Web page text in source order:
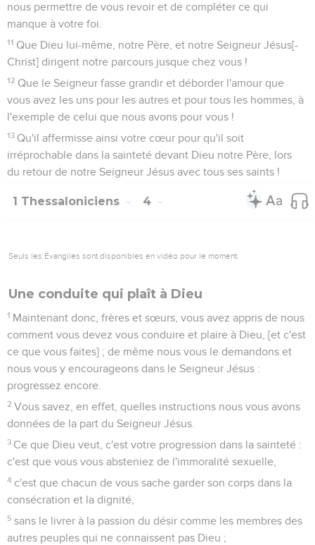
nous permettre de vous revoir et de compléter ce qui
manque à votre foi.
11 Que Dieu lui-même, notre Père, et notre Seigneur Jésus[-
Christ] dirigent notre parcours jusque chez vous !
12 Que le Seigneur fasse grandir et déborder l'amour que
vous avez les uns pour les autres et pour tous les hommes, à
l'exemple de celui que nous avons pour vous !
13 Qu'il affermisse ainsi votre cœur pour qu'il soit
irréprochable dans la sainteté devant Dieu notre Père, lors
du retour de notre Seigneur Jésus avec tous ses saints !
1 Thessaloniciens 4
Seuls les Évangiles sont disponibles en vidéo pour le moment.
Une conduite qui plaît à Dieu
1 Maintenant donc, frères et sœurs, vous avez appris de nous
comment vous devez vous conduire et plaire à Dieu, [et c'est
ce que vous faites] ; de même nous vous le demandons et
nous vous y encourageons dans le Seigneur Jésus :
progressez encore.
2 Vous savez, en effet, quelles instructions nous vous avons
données de la part du Seigneur Jésus.
3 Ce que Dieu veut, c'est votre progression dans la sainteté :
c'est que vous vous absteniez de l'immoralité sexuelle,
4 c'est que chacun de vous sache garder son corps dans la
consécration et la dignité,
5 sans le livrer à la passion du désir comme les membres des
autres peuples qui ne connaissent pas Dieu ;